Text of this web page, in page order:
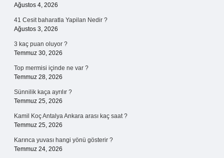
Ağustos 4, 2026
41 Cesit baharatla Yapilan Nedir ?
Ağustos 3, 2026
3 kaç puan oluyor ?
Temmuz 30, 2026
Top mermisi içinde ne var ?
Temmuz 28, 2026
Sünnilik kaça ayrılır ?
Temmuz 25, 2026
Kamil Koç Antalya Ankara arası kaç saat ?
Temmuz 25, 2026
Karınca yuvası hangi yönü gösterir ?
Temmuz 24, 2026